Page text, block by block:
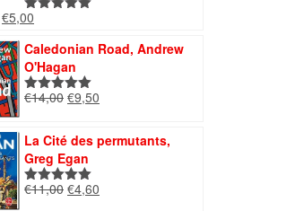
Note
Le
initial
était :
€8,00.
€5,00
actuel
est :
€5,00.
Caledonian Road, Andrew
O'Hagan
Note5.00
€14,00 Le
initial
était :
€14,00.
€9,50
est :
La Cité des permutants,
Greg Egan
Note5.00
€11,00 Le
€4,60